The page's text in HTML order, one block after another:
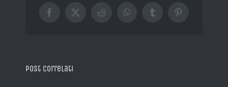
Facebook
X RedditWhatsAppTumblrPinterest
Post correlati